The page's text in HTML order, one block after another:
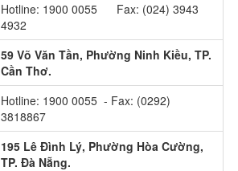
Hotline: 1900 0055 Fax: (024) 3943
4932
59 Võ Văn Tần, Phường Ninh Kiều, TP.
Cần Thơ.
Hotline: 1900 0055 - Fax: (0292)
3818867
195 Lê Đình Lý, Phường Hòa Cường,
TP. Đà Nẵng.